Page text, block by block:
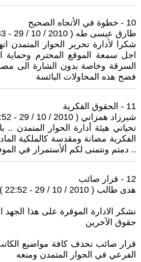
10 - خطوة في الأتجاه الصحيح
طارق عيسى طه ( 2010 / 10 / 29 - 22:33 )
شكرا لأدارة تحرير الحوار المتمدن
اجل سمعة الموقع المحترم وحماية
السرقة وخاصة بدون الشارة الى
فضح هذه المحاولات البائسة
11 - الحقوق الفكرية
شيرزاد همزاني ( 2010 / 10 / 29 - 22:52 )
تحياتي هيئة أدارة الحوار المتمدن ..
الفكرية مصانة ومقدسة كالملكية
.. دمتم ونتمنى لكم ألأستمرار في
12 - قرار صائب
هدى طالب ( 2010 / 10 / 29 - 22:52 )
نشكر الادارة الموقرة على هذا الجهد
حقوق الآخرين
قرار صائب تحذف كافة مواضيع
الفرعي في الحوار المتمدن ومنعه